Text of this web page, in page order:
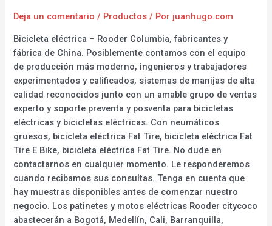
Deja un comentario / Productos / Por juanhugo.com
Bicicleta eléctrica – Rooder Columbia, fabricantes y
fábrica de China. Posiblemente contamos con el equipo
de producción más moderno, ingenieros y trabajadores
experimentados y calificados, sistemas de manijas de alta
calidad reconocidos junto con un amable grupo de ventas
experto y soporte preventa y posventa para bicicletas
eléctricas y bicicletas eléctricas. Con neumáticos
gruesos, bicicleta eléctrica Fat Tire, bicicleta eléctrica Fat
Tire E Bike, bicicleta eléctrica Fat Tire. No dude en
contactarnos en cualquier momento. Le responderemos
cuando recibamos sus consultas. Tenga en cuenta que
hay muestras disponibles antes de comenzar nuestro
negocio. Los patinetes y motos eléctricas Rooder citycoco
abastecerán a Bogotá, Medellín, Cali, Barranquilla,